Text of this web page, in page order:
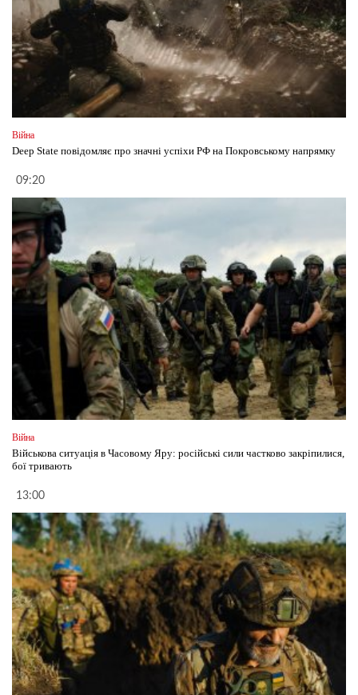
Війна
Deep State повідомляє про значні успіхи РФ на Покровському напрямку
09:20
Війна
Військова ситуація в Часовому Яру: російські сили частково закріпилися,
бої тривають
13:00